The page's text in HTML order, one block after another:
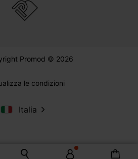
Promod © 2026
le condizioni
Italia